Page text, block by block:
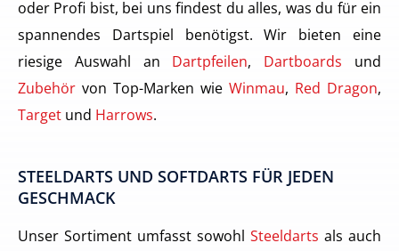
oder Profi bist, bei uns findest du alles, was du für ein
spannendes Dartspiel benötigst. Wir bieten eine
riesige Auswahl an Dartpfeilen, Dartboards und
Zubehör von Top-Marken wie Winmau, Red Dragon,
Target und Harrows.
STEELDARTS UND SOFTDARTS FÜR JEDEN
GESCHMACK
Unser Sortiment umfasst sowohl Steeldarts als auch